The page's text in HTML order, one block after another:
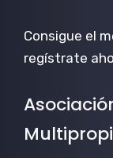
Consigue el
regístrate